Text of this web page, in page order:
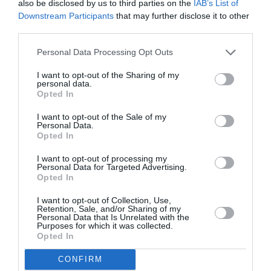
also be disclosed by us to third parties on the IAB’s List of
Downstream Participants that may further disclose it to other
Personal Data Processing Opt Outs
I want to opt-out of the Sharing of my
personal data.
Opted In
I want to opt-out of the Sale of my
Personal Data.
Opted In
I want to opt-out of processing my
Personal Data for Targeted Advertising.
Opted In
I want to opt-out of Collection, Use,
Retention, Sale, and/or Sharing of my
Personal Data that Is Unrelated with the
Purposes for which it was collected.
Opted In
CONFIRM
Περιφερειακό Συμβούλιο με την
ανάπλαση
«Το Περιφερειακό Συμβούλιο είναι αντίθετο και